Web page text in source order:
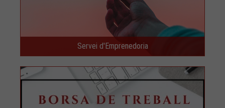
Servei d'Emprenedoria